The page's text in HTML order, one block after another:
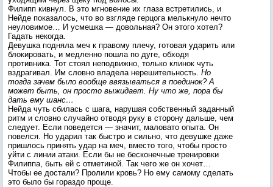
Филипп кивнул. В это мгновение их глаза встретились, и
Нейде показалось, что во взгляде герцога мелькнуло нечто
неуловимое… И усмешка — довольная? Он этого хотел?
Гадать некогда.
Девушка подняла меч к правому плечу, готовая ударить или
блокировать, и медленно пошла по дуге, обходя
противника. Тот стоял неподвижно, только клинок чуть
вздрагивал. Им словно владела нерешительность. Но
тогда зачем было вообще ввязываться в поединок? А
может быть, он просто выжидает. Ну что же, пора бы
дать ему шанс…
Нейда чуть сбилась с шага, нарушая собственный заданный
ритм и словно случайно отводя руку в сторону дальше, чем
следует. Если поведется — значит, маловато опыта. Он
повелся. Но ударил так быстро и сильно, что девушке даже
пришлось принять удар на меч, вместо того, чтобы просто
уйти с линии атаки. Если бы не бесконечные тренировки
Филиппа, быть ей с отметиной. Так чего же он хочет…
Чтобы ее достали? Пролили кровь? Но ему самому сделать
это было бы гораздо проще.